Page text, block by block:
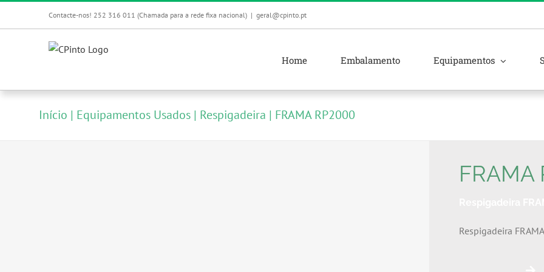
Contacte-nos! 252 316 011 (Chamada para a rede fixa nacional) | geral@cpinto.pt
Home Embalamento Equipamentos
Início Equipamentos Usados Respigadeira FRAMA RP2000
FRAMA
Respigadeira FRAMA